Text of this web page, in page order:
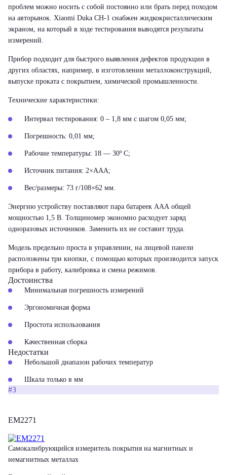
проблем можно носить с собой постоянно или брать перед походом
на авторынок. Xiaomi Duka CH-1 снабжен жидкокристаллическим
экраном, на который в ходе тестирования выводятся результаты
измерений.
Прибор подходит для быстрого выявления дефектов продукции в
других областях, например, в изготовлении металлоконструкций,
выпуске проката с покрытием, химической промышленности.
Технические характеристики:
Интервал тестирования: 0 – 1,8 мм с шагом 0,05 мм;
Погрешность: 0,01 мм;
Рабочие температуры: 18 — 30º С;
Источник питания: 2×ААА;
Вес/размеры: 73 г/108×62 мм.
Энергию устройству поставляют пара батареек ААА общей
мощностью 1,5 В. Толщиномер экономно расходует заряд
одноразовых источников. Заменить их не составит труда.
Модель предельно проста в управлении, на лицевой панели
расположены три кнопки, с помощью которых производится запуск
прибора в работу, калибровка и смена режимов.
Достоинства
Минимальная погрешность измерений
Эргономичная форма
Простота использования
Качественная сборка
Недостатки
Небольшой диапазон рабочих температур
Шкала только в мм
#3
EM2271
Самокалибрующийся измеритель покрытия на магнитных и
немагнитных металлах